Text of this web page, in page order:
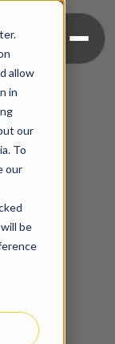
allow
in
our
To
our
be